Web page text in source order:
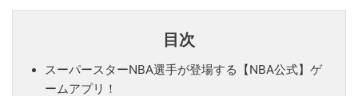
目次
スーパースターNBA選手が登場する【NBA公式】ゲ
ームアプリ！